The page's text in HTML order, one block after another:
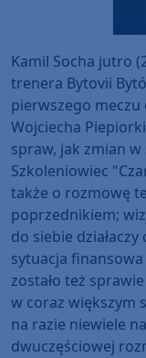
Kamil Socha jutro
trenera Bytovii
pierwszego meczu
Wojciecha
spraw, jak zmian
Szkoleniowiec
także o rozmowę
poprzednikiem;
do siebie
sytuacja
zostało też
w coraz większym
na razie niewiele
dwuczęściowej